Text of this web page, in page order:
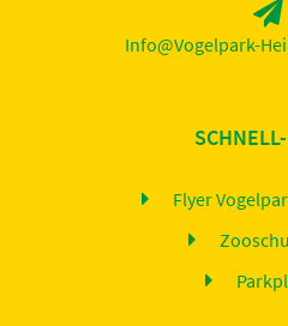
Info@Vogelpark-
Flyer